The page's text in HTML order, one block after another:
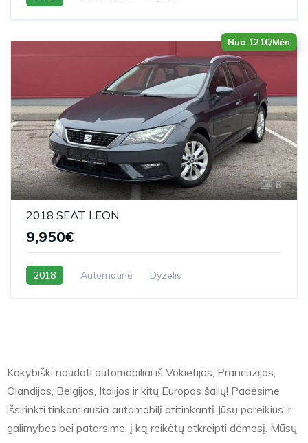
Nuo 121€/Mėn
8
2018 SEAT LEON
9,950€
2018 Automatinė Dyzelis
Kokybiški naudoti automobiliai iš Vokietijos, Prancūzijos,
Olandijos, Belgijos, Italijos ir kitų Europos šalių! Padėsime
išsirinkti tinkamiausią automobilį atitinkantį Jūsų poreikius ir
galimybes bei patarsime, į ką reikėtų atkreipti dėmesį. Mūsų